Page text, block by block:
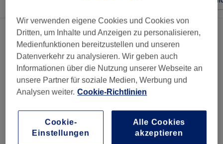
3 Salons die anbieten:
nagelstudios und nageldesigner in der Nähe von Hardtberg, Bonn
Wir verwenden eigene Cookies und Cookies von
Dritten, um Inhalte und Anzeigen zu personalisieren,
Medienfunktionen bereitzustellen und unseren
Datenverkehr zu analysieren. Wir geben auch
Informationen über die Nutzung unserer Webseite an
unsere Partner für soziale Medien, Werbung und
Analysen weiter. Cookie-Richtlinien
Cookie-
Einstellungen
Alle Cookies
akzeptieren